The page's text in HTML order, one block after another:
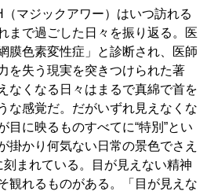
マジックアワー）はいつ訪れる
まで過ごした日々を振り返る。医
膜色素変性症」と診断され、医師
を失う現実を突きつけられた著
なくなる日々はまるで真綿で首を
な感覚だ。だがいずれ見えなくな
目に映るものすべてに“特別”とい
掛かり何気ない日常の景色でさえ
刻まれている。目が見えない精神
観れるものがある。「目が見えな